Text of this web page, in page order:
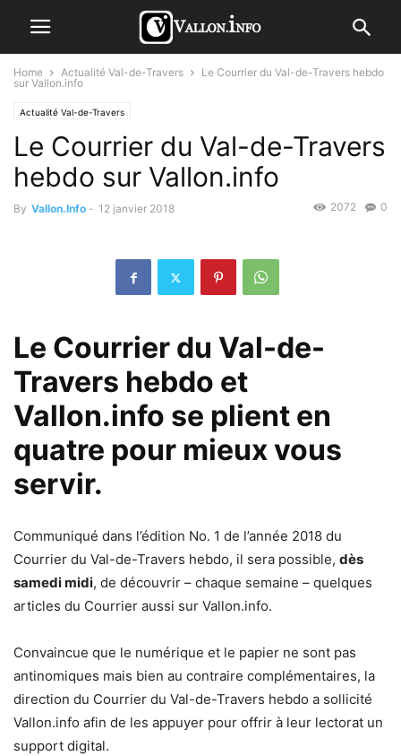
Home Actualité Val-de-Travers
Le Courrier du Val-de-Travers hebdo
sur Vallon.info
Actualité Val-de-Travers
Le Courrier du Val-de-Travers
hebdo sur Vallon.info
By Vallon.Info - 12 janvier 2018 0
2072
Le Courrier du Val-de-
Travers hebdo et
Vallon.info se plient en
quatre pour mieux vous
servir.
Communiqué dans l’édition No. 1 de l’année 2018 du
Courrier du Val-de-Travers hebdo, il sera possible, dès
samedi midi, de découvrir – chaque semaine – quelques
articles du Courrier aussi sur Vallon.info.
Convaincue que le numérique et le papier ne sont pas
antinomiques mais bien au contraire complémentaires, la
direction du Courrier du Val-de-Travers hebdo a sollicité
Vallon.info afin de les appuyer pour offrir à leur lectorat un
support digital.